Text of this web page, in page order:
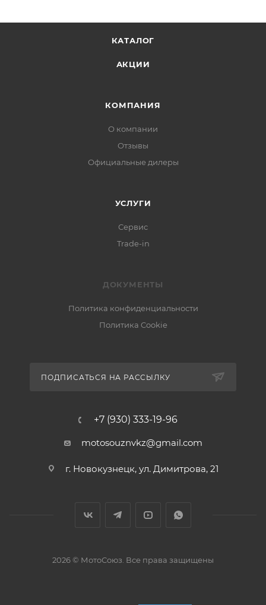
КАТАЛОГ
АКЦИИ
КОМПАНИЯ
О компании
Отзывы
Официальные дилеры
УСЛУГИ
Сервис
Trade-in
ДОКУМЕНТЫ
Политика конфиденциальности
Политика Cookie
ПОДПИСАТЬСЯ НА РАССЫЛКУ
+7 (930) 333-19-96
motosouznvkz@gmail.com
г. Новокузнецк, ул. Димитрова, 21
2026 © МотоСоюз. Все права защищены